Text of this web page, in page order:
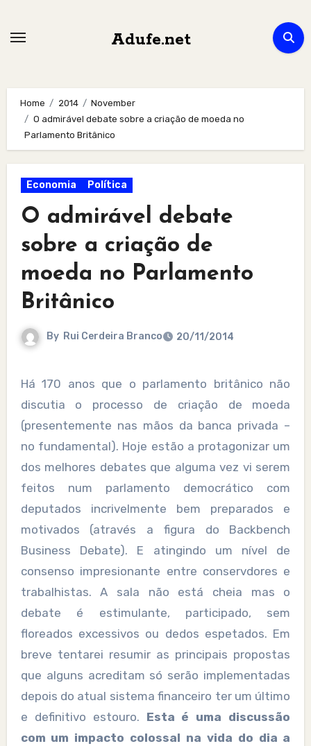
Adufe.net
Home 2014
November
O admirável debate sobre a criação de moeda no
Parlamento Britânico
Economia Política
O admirável debate
sobre a criação de
moeda no Parlamento
Britânico
By Rui Cerdeira Branco 20/11/2014
Há 170 anos que o parlamento britânico não
discutia o processo de criação de moeda
(presentemente nas mãos da banca privada –
no fundamental). Hoje estão a protagonizar um
dos melhores debates que alguma vez vi serem
feitos num parlamento democrático com
deputados incrivelmente bem preparados e
motivados (através a figura do Backbench
Business Debate). E atingindo um nível de
consenso impresionante entre conservdores e
trabalhistas. A sala não está cheia mas o
debate é estimulante, participado, sem
floreados excessivos ou dedos espetados. Em
breve tentarei resumir as principais propostas
que alguns acreditam só serão implementadas
depois do atual sistema financeiro ter um último
e definitivo estouro. Esta é uma discussão
com um impacto colossal na vida do dia a